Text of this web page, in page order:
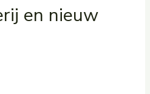
en nieuw